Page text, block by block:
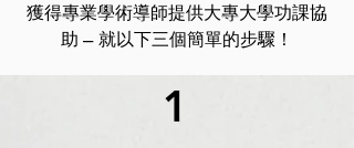
獲得專業學術導師提供大專大學功課協
助 --- 就以下三個簡單的步驟！
1